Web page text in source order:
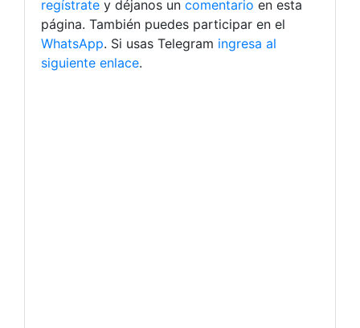
regístrate y déjanos un comentario en esta
página. También puedes participar en el
WhatsApp. Si usas Telegram ingresa al
siguiente enlace.